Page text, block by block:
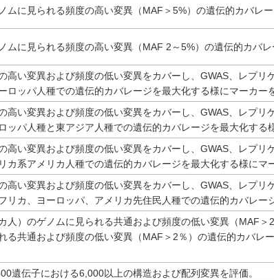
ムに見られる頻度の高い変異（MAF＞5%）の遺伝的カバレ
ムに見られる頻度の高い変異（MAF 2～5%）の遺伝的カバレ
高い変異および頻度の低い変異をカバーし、GWAS、レプ
ロッパ人種での遺伝的カバレージを最大化する様にマーカー
高い変異および頻度の低い変異をカバーし、GWAS、レプ
ッパ人種と東アジア人種での遺伝的カバレージを最大化する
高い変異および頻度の低い変異をカバーし、GWAS、レプ
カ系アメリカ人種での遺伝的カバレージを最大化する様にマ
高い変異および頻度の低い変異をカバーし、GWAS、レプ
リカ、ヨーロッパ、アメリカ先住民人種での遺伝的カバレー
人）のゲノムに見られる共通および頻度の低い変異（MAF
る共通および頻度の低い変異（MAF＞2％）の遺伝的カバ
遺伝子における6,000以上の構造および配列変異を評価。